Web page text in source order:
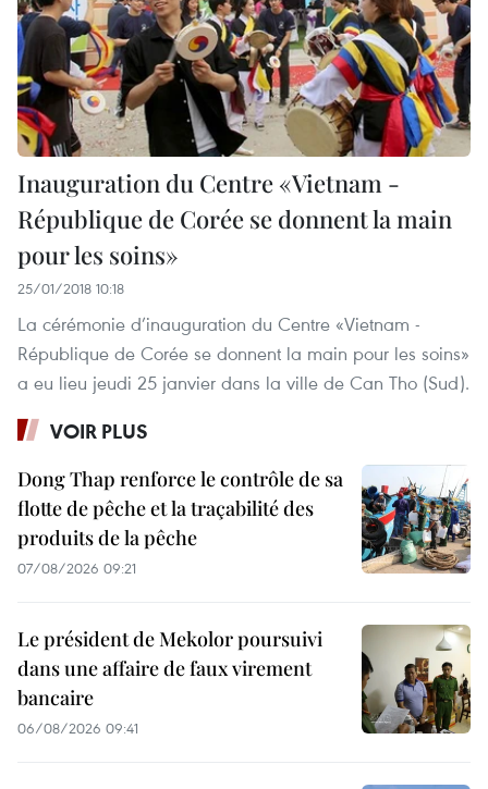
Inauguration du Centre «Vietnam -
République de Corée se donnent la main
pour les soins»
25/01/2018 10:18
La cérémonie d’inauguration du Centre «Vietnam -
République de Corée se donnent la main pour les soins»
a eu lieu jeudi 25 janvier dans la ville de Can Tho (Sud).
VOIR PLUS
Dong Thap renforce le contrôle de sa
flotte de pêche et la traçabilité des
produits de la pêche
07/08/2026 09:21
Le président de Mekolor poursuivi
dans une affaire de faux virement
bancaire
06/08/2026 09:41